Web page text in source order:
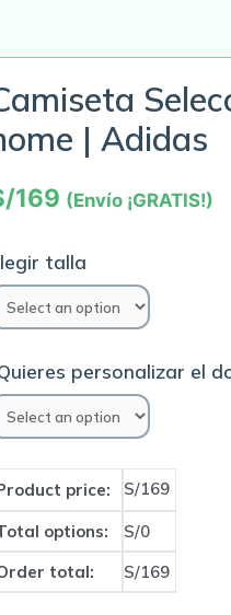
| Adidas
169 (Envío ¡GRATIS!)
talla
personalizar el
price: S/169
options:
S/0
total:
S/169